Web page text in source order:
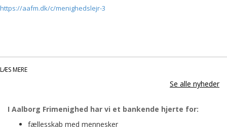
https://aafm.dk/c/menighedslejr-3
LÆS MERE
Se alle nyheder
I Aalborg Frimenighed har vi et bankende hjerte for:
fællesskab med mennesker